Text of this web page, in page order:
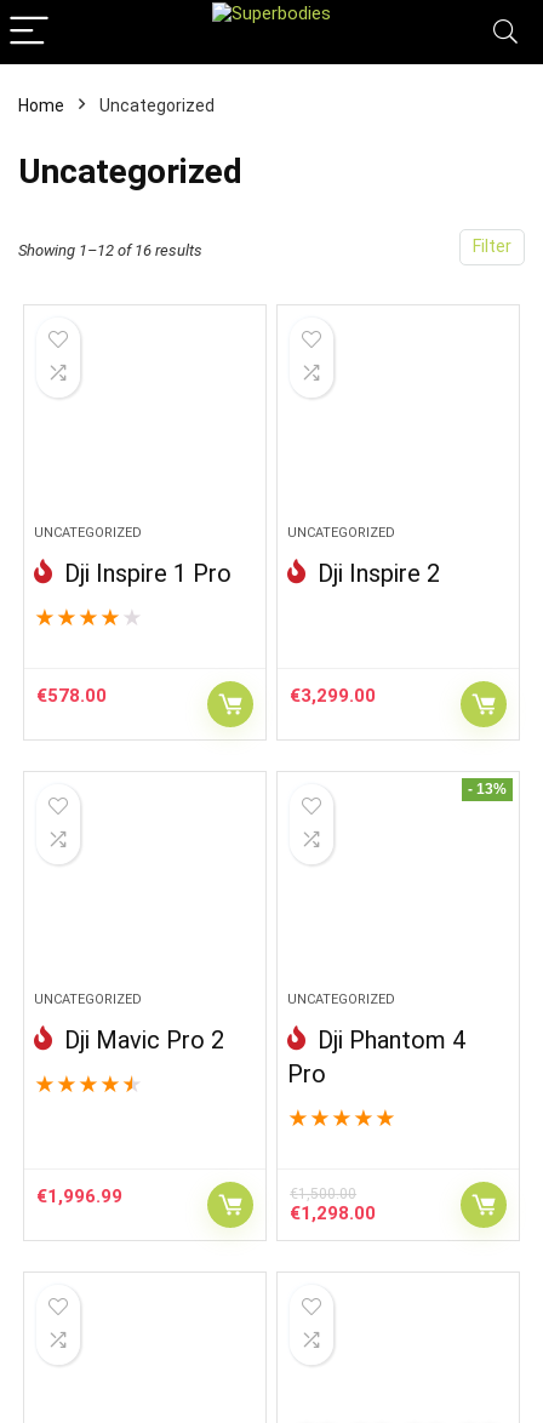
Home Uncategorized
Uncategorized
Filter
Showing 1–12 of 16 results
UNCATEGORIZED
Dji Inspire 1 Pro
★ ★ ★ ★ ★
€578.00
UNCATEGORIZED
Dji Inspire 2
€3,299.00
UNCATEGORIZED
Dji Mavic Pro 2
★ ★ ★ ★ ★
€1,996.99
- 13%
UNCATEGORIZED
Dji Phantom 4
Pro
★ ★ ★ ★ ★
€1,500.00
Original
€1,500.00.
€1,298.00
€1,298.00.